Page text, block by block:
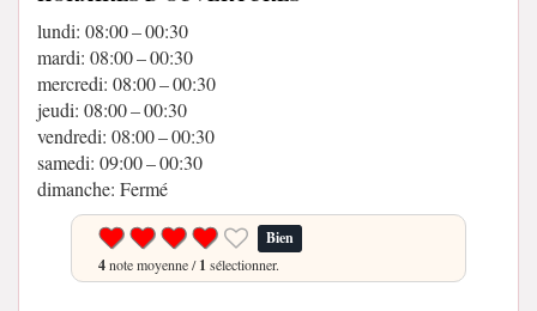
lundi: 08:00 – 00:30
mardi: 08:00 – 00:30
mercredi: 08:00 – 00:30
jeudi: 08:00 – 00:30
vendredi: 08:00 – 00:30
samedi: 09:00 – 00:30
dimanche: Fermé
Bien
4note moyenne /1 sélectionner.